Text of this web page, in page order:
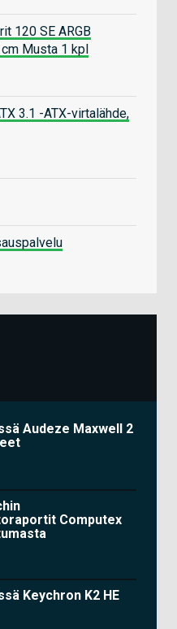
120 SE ARGB
Musta 1 kpl
3.1 -ATX-virtalähde,
Audeze Maxwell 2
Computex
Keychron K2 HE